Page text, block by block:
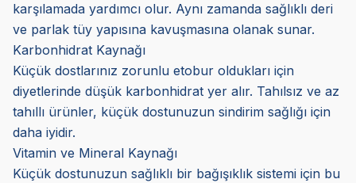
karşılamada yardımcı olur. Aynı zamanda sağlıklı deri
ve parlak tüy yapısına kavuşmasına olanak sunar.
Karbonhidrat Kaynağı
Küçük dostlarınız zorunlu etobur oldukları için
diyetlerinde düşük karbonhidrat yer alır. Tahılsız ve az
tahıllı ürünler, küçük dostunuzun sindirim sağlığı için
daha iyidir.
Vitamin ve Mineral Kaynağı
Küçük dostunuzun sağlıklı bir bağışıklık sistemi için bu